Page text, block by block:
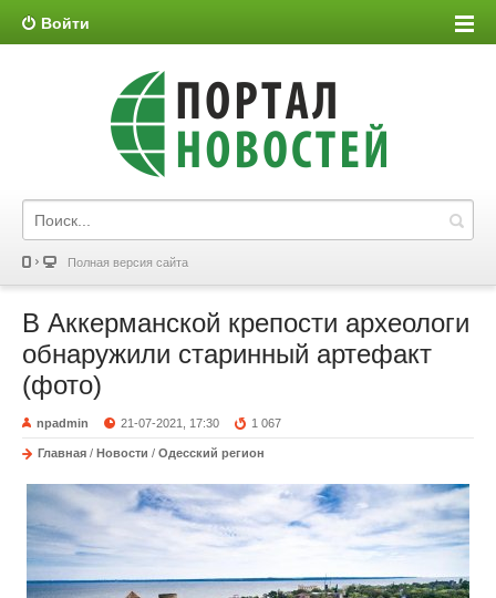
Войти
Полная версия сайта
В Аккерманской крепости археологи
обнаружили старинный артефакт
(фото)
npadmin 21-07-2021, 17:30 1 067
Главная / Новости / Одесский регион